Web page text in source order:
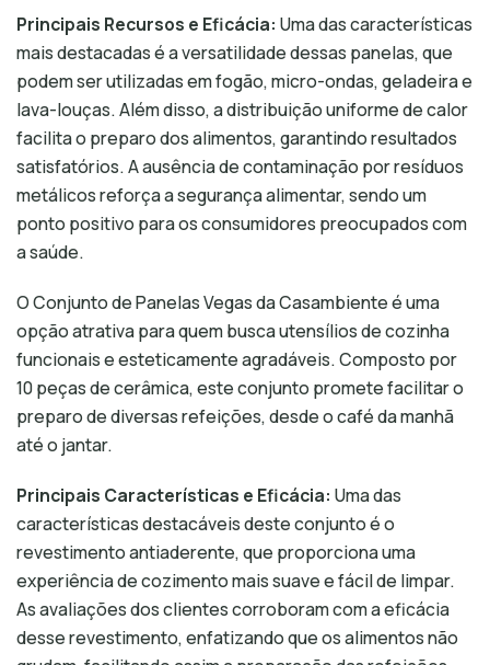
Principais Recursos e Eficácia: Uma das características
mais destacadas é a versatilidade dessas panelas, que
podem ser utilizadas em fogão, micro-ondas, geladeira e
lava-louças. Além disso, a distribuição uniforme de calor
facilita o preparo dos alimentos, garantindo resultados
satisfatórios. A ausência de contaminação por resíduos
metálicos reforça a segurança alimentar, sendo um
ponto positivo para os consumidores preocupados com
a saúde.
O Conjunto de Panelas Vegas da Casambiente é uma
opção atrativa para quem busca utensílios de cozinha
funcionais e esteticamente agradáveis. Composto por
10 peças de cerâmica, este conjunto promete facilitar o
preparo de diversas refeições, desde o café da manhã
até o jantar.
Principais Características e Eficácia: Uma das
características destacáveis deste conjunto é o
revestimento antiaderente, que proporciona uma
experiência de cozimento mais suave e fácil de limpar.
As avaliações dos clientes corroboram com a eficácia
desse revestimento, enfatizando que os alimentos não